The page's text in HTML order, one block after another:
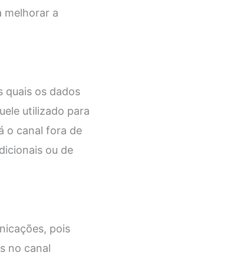
melhorar a
quais os dados
utilizado para
o canal fora de
ou de
pois
no canal